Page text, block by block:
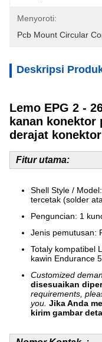
Menyoroti:
Pcb Mount Circular
Deskripsi
Lemo EPG 2 -
kanan konektor
derajat konektor
Fitur utama:
Shell Style /
tercetak (solder
Penguncian: 1
Jenis pemutusan:
Totaly kompatibel
kawin Endurance
Customized
disesuaikan
requirements,
you. Jika Anda
kirim gambar